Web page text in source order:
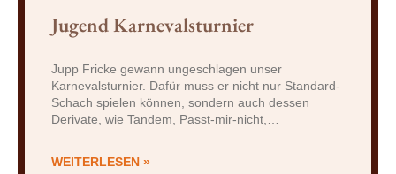
Jugend Karnevalsturnier
Jupp Fricke gewann ungeschlagen unser
Karnevalsturnier. Dafür muss er nicht nur Standard-
Schach spielen können, sondern auch dessen
Derivate, wie Tandem, Passt-mir-nicht,…
WEITERLESEN »